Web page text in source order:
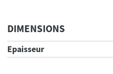
DIMENSIONS
Epaisseur